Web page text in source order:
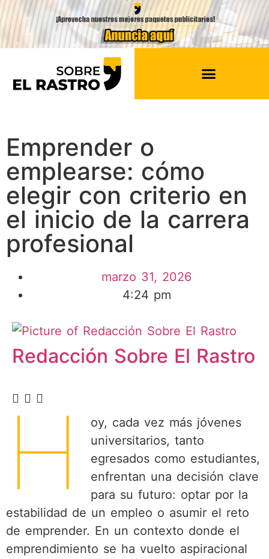
Emprender o
emplearse: cómo
elegir con criterio en
el inicio de la carrera
profesional
marzo 31, 2026
4:24 pm
Redacción Sobre El Rastro
H
oy, cada vez más jóvenes
universitarios, tanto
egresados como estudiantes,
enfrentan una decisión clave
para su futuro: optar por la
estabilidad de un empleo o asumir el reto
de emprender. En un contexto donde el
emprendimiento se ha vuelto aspiracional